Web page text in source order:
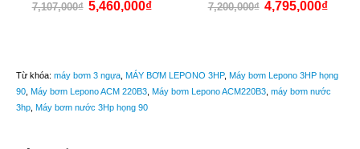
7,107,000₫ 5,460,000₫ 7,200,000₫ 4,795,000₫
Từ khóa: máy bơm 3 ngựa MÁY BƠM LEPONO 3HP, Máy bơm Lepono 3HP họng
90 Máy bơm Lepono ACM 220B3 Máy bơm Lepono ACM220B3 máy bơm nước
3hp Máy bơm nước 3Hp họng 90